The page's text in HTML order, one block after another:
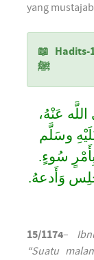
yang
📖 Hadits-
ﷺ
اللَّه عَنْهُ،
وسَلَّم
سُوءٍ.
وَأَدعهُ.
15/1174–
“Suatu